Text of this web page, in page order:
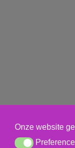
Onze website
PreferencePreference